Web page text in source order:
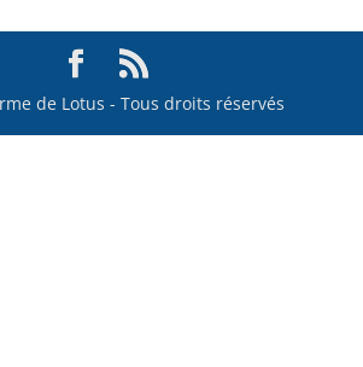
de Lotus - Tous droits réservés